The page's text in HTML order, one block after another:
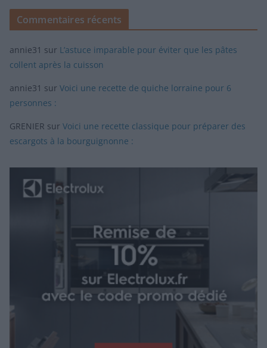
Commentaires récents
annie31 sur L’astuce imparable pour éviter que les pâtes
collent après la cuisson
annie31 sur Voici une recette de quiche lorraine pour 6
personnes :
GRENIER sur Voici une recette classique pour préparer des
escargots à la bourguignonne :